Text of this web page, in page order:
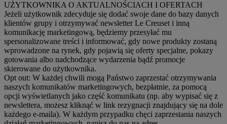
UŻYTKOWNIKA O AKTUALNOŚCIACH I OFERTACH
Jeżeli użytkownik zdecyduje się dodać swoje dane do bazy danych
klientów grupy i otrzymywać newsletter Le Creuset i inną
komunikację marketingową, będziemy przesyłać mu
spersonalizowane treści i informować, gdy nowe produkty zostaną
wprowadzone na rynek, gdy pojawią się oferty specjalne, pokazy
gotowania albo nadchodzące wydarzenia bądź promocje
skierowane do użytkownika.
Opt out: W każdej chwili mogą Państwo zaprzestać otrzymywania
naszych komunikatów marketingowych, bezpłatnie, za pomocą
opcji wyświetlanych jako część komunikatu (np. aby wypisać się z
newslettera, możesz kliknąć w link rezygnacji znajdujący się na dole
każdego e-maila). W każdym przypadku chęci zaprzestania naszych